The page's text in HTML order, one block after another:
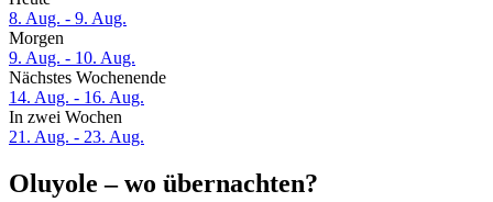
8. Aug. - 9. Aug.
Morgen
9. Aug. - 10. Aug.
Nächstes Wochenende
14. Aug. - 16. Aug.
In zwei Wochen
21. Aug. - 23. Aug.
Oluyole – wo übernachten?